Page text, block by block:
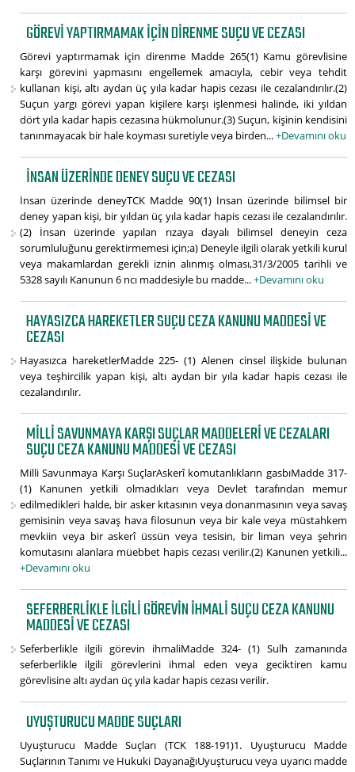
GÖREVI YAPTIRMAMAK IÇIN DIRENME SUÇU VE CEZASI
Görevi yaptırmamak için direnme Madde 265(1) Kamu görevlisine
karşı görevini yapmasını engellemek amacıyla, cebir veya tehdit
kullanan kişi, altı aydan üç yıla kadar hapis cezası ile cezalandırılır.(2)
Suçun yargı görevi yapan kişilere karşı işlenmesi halinde, iki yıldan
dört yıla kadar hapis cezasına hükmolunur.(3) Suçun, kişinin kendisini
tanınmayacak bir hale koyması suretiyle veya birden...+Devamını oku
İNSAN ÜZERINDE DENEY SUÇU VE CEZASI
İnsan üzerinde deneyTCK Madde 90(1) İnsan üzerinde bilimsel bir
deney yapan kişi, bir yıldan üç yıla kadar hapis cezası ile cezalandırılır.
(2) İnsan üzerinde yapılan rızaya dayalı bilimsel deneyin ceza
sorumluluğunu gerektirmemesi için;a) Deneyle ilgili olarak yetkili kurul
veya makamlardan gerekli iznin alınmış olması,31/3/2005 tarihli ve
5328 sayılı Kanunun 6 ncı maddesiyle bu madde...+Devamını oku
HAYASIZCA HAREKETLER SUÇU CEZA KANUNU MADDESI VE
CEZASI
Hayasızca hareketlerMadde 225- (1) Alenen cinsel ilişkide bulunan
veya teşhircilik yapan kişi, altı aydan bir yıla kadar hapis cezası ile
cezalandırılır.
MILLI SAVUNMAYA KARŞI SUÇLAR MADDELERI VE CEZALARI
SUÇU CEZA KANUNU MADDESI VE CEZASI
Milli Savunmaya Karşı SuçlarAskerî komutanlıkların gasbıMadde 317-
(1) Kanunen yetkili olmadıkları veya Devlet tarafından memur
edilmedikleri halde, bir asker kıtasının veya donanmasının veya savaş
gemisinin veya savaş hava filosunun veya bir kale veya müstahkem
mevkiin veya bir askerî üssün veya tesisin, bir liman veya şehrin
komutasını alanlara müebbet hapis cezası verilir.(2) Kanunen yetkili...
+Devamını oku
SEFERBERLIKLE ILGILI GÖREVIN IHMALI SUÇU CEZA KANUNU
MADDESI VE CEZASI
Seferberlikle ilgili görevin ihmaliMadde 324- (1) Sulh zamanında
seferberlikle ilgili görevlerini ihmal eden veya geciktiren kamu
görevlisine altı aydan üç yıla kadar hapis cezası verilir.
UYUŞTURUCU MADDE SUÇLARI
Uyuşturucu Madde Suçları (TCK 188-191)1. Uyuşturucu Madde
Suçlarının Tanımı ve Hukuki DayanağıUyuşturucu veya uyarıcı madde